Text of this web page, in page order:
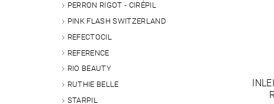
PERRON RIGOT - CIRÉPIL
PINK FLASH SWITZERLAND
REFECTOCIL
REFERENCE
RIO BEAUTY
RUTHIE BELLE
STARPIL